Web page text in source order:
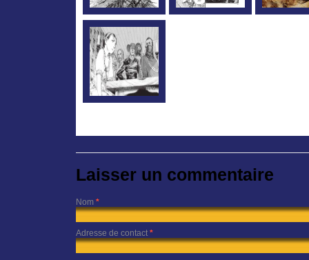
Laisser un commentaire
Nom *
Adresse de contact *